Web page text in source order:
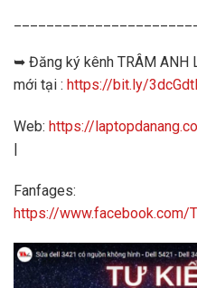
➥ Đăng ký kênh TRÂM ANH
mới tại : https://bit.ly/
Web: https://
|
Fanfages:
https://www.facebook.com/